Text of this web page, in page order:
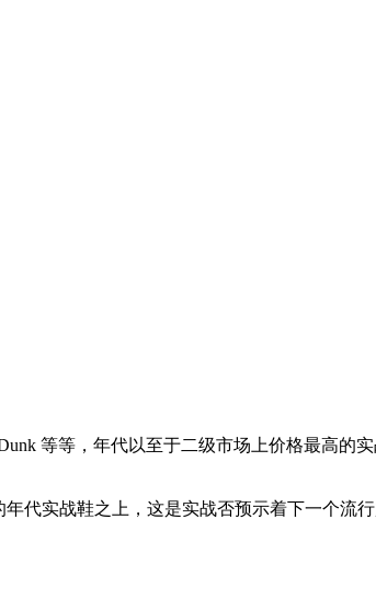
等等，年代以至于二级市场上价格最高的
实战鞋之上，这是实战否预示着下一个流行